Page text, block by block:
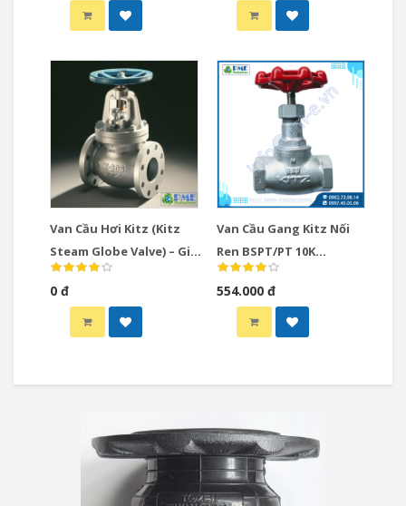
Nước Và Hơi Nóng
Van Cầu Hơi Kitz (Kitz
Steam Globe Valve) – Giải
Pháp Tối Ưu Cho Hệ
Thống Hơi Công Nghiệp
0 đ
Van Cầu Gang Kitz Nối
Ren BSPT/PT 10K
Model: 10SJ
554.000 đ